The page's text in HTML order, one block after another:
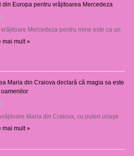
din Europa pentru vrăjitoarea Mercedeza
Mercedeza pentru mine este ca un
mai mult »
Maria din Craiova declară că magia sa este
Maria din Craiova, cu puteri uriașe
mai mult »